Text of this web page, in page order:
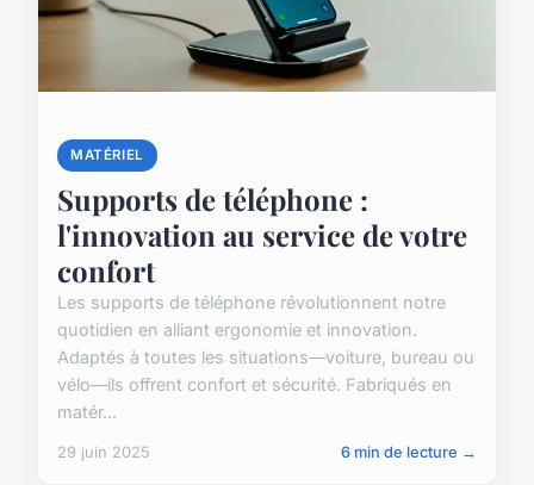
MATÉRIEL
Supports de téléphone :
l'innovation au service de votre
confort
Les supports de téléphone révolutionnent notre
quotidien en alliant ergonomie et innovation.
Adaptés à toutes les situations—voiture, bureau ou
vélo—ils offrent confort et sécurité. Fabriqués en
matér...
29 juin 2025 6 min de lecture →